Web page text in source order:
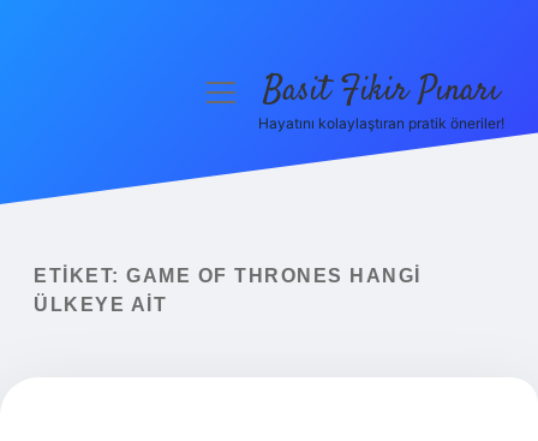
Yasal Uyarı
menüyüBasit Fikir Pınarı
Hayatını kolaylaştıran pratik öneriler!
ETIKET: GAME OF THRONES HANGI
ÜLKEYE AIT